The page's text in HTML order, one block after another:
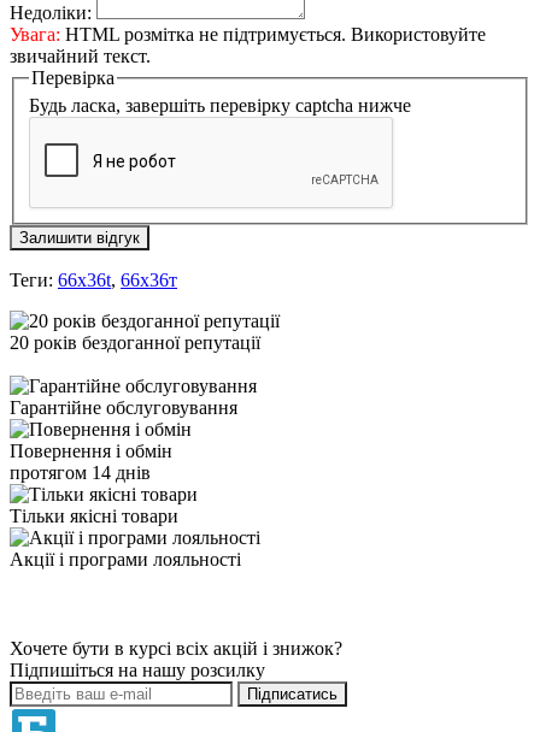
Недоліки:
Увага: HTML розмітка не підтримується. Використовуйте
звичайний текст.
Перевірка
Будь ласка, завершіть перевірку captcha нижче
Залишити відгук
Теги: 66x36t, 66х36т
20 років бездоганної репутації
Гарантійне обслуговування
Повернення і обмін
протягом 14 днів
Тільки якісні товари
Акції і програми лояльності
Хочете бути в курсі всіх акцій і знижок?
Підпишіться на нашу розсилку
Підписатись